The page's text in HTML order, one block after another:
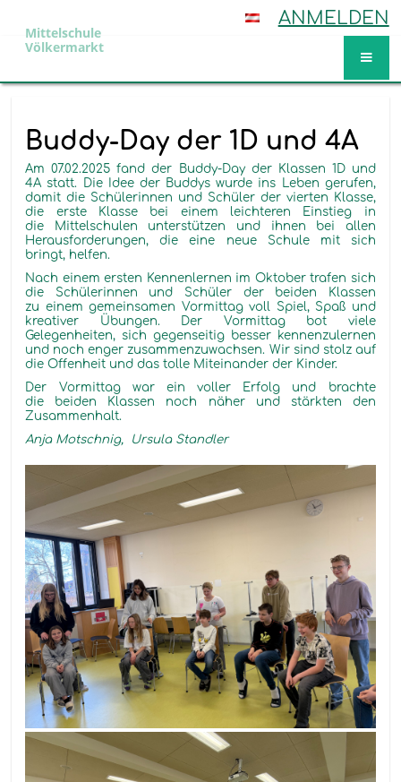
ANMELDEN
Mittelschule
Völkermarkt
Buddy-Day der 1D und 4A
Am 07.02.2025 fand der Buddy-Day der Klassen 1D und
4A statt. Die Idee der Buddys wurde ins Leben gerufen,
damit die Schülerinnen und Schüler der vierten Klasse,
die erste Klasse bei einem leichteren Einstieg in
die Mittelschulen unterstützen und ihnen bei allen
Herausforderungen, die eine neue Schule mit sich
bringt, helfen.
Nach einem ersten Kennenlernen im Oktober trafen sich
die Schülerinnen und Schüler der beiden Klassen
zu einem gemeinsamen Vormittag voll Spiel, Spaß und
kreativer Übungen. Der Vormittag bot viele
Gelegenheiten, sich gegenseitig besser kennenzulernen
und noch enger zusammenzuwachsen. Wir sind stolz auf
die Offenheit und das tolle Miteinander der Kinder.
Der Vormittag war ein voller Erfolg und brachte
die beiden Klassen noch näher und stärkten den
Zusammenhalt.
Anja Motschnig, Ursula Standler